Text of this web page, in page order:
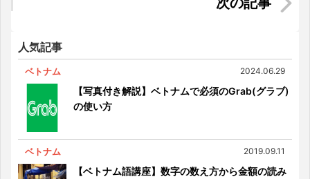
「ShopeeFood（旧NOW）を使いこなそう！登録
人気記事
ベトナム 2024.06.29
【写真付き解説】ベトナムで必須のGrab(グラブ)
の使い方
ベトナム 2019.09.11
【ベトナム語講座】数字の数え方から金額の読み